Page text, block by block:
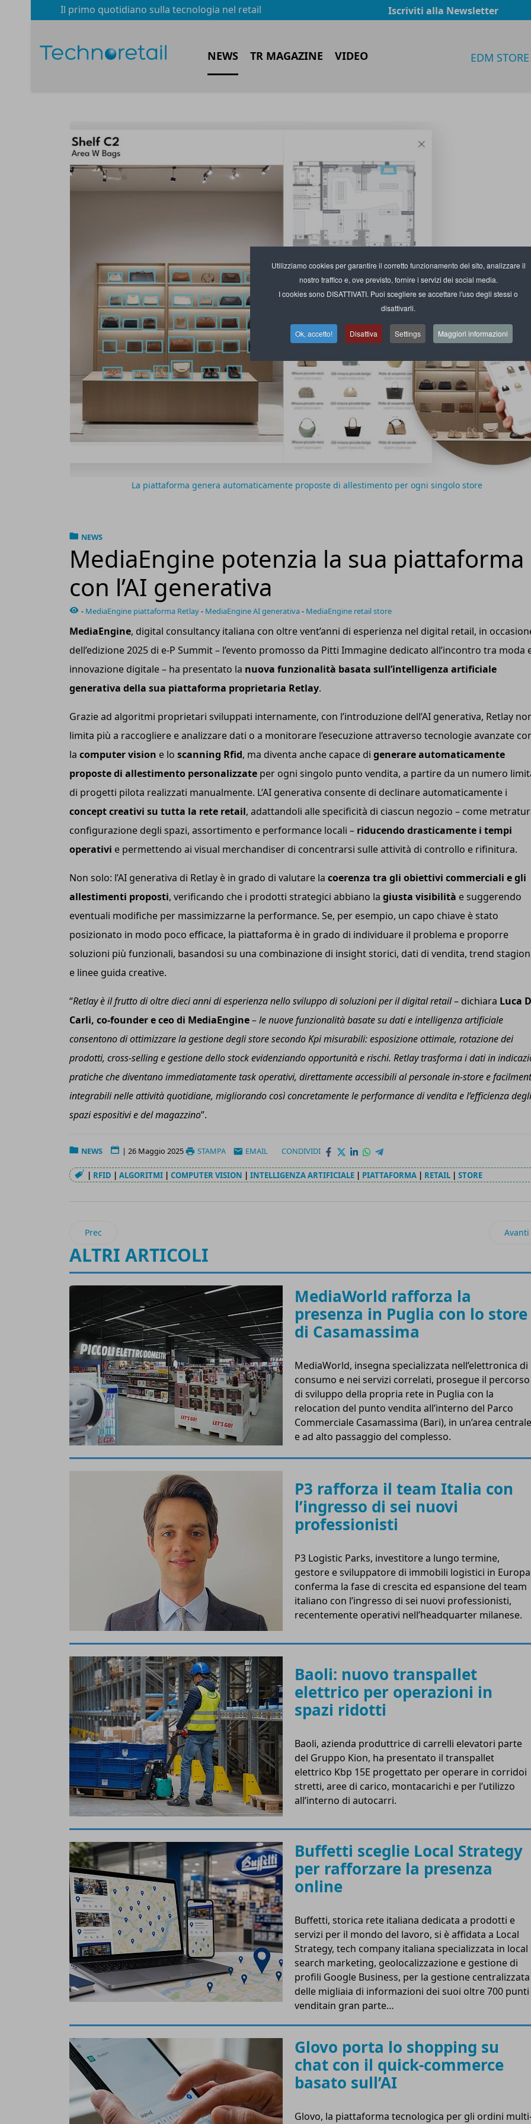
Utilizziamo cookies per garantire il corretto funzionamento del sito, analizzare il
nostro traffico e, ove previsto, fornire i servizi dei social media.
I cookies sono DISATTIVATI. Puoi scegliere se accettare l'uso degli stessi o
disattivarli.
Ok, accetto! Disattiva Settings Maggiori informazioni
Il primo quotidiano sulla tecnologia nel retail Iscriviti alla Newsletter
NEWS TR MAGAZINE VIDEO EDM STORE
La piattaforma genera automaticamente proposte di allestimento per ogni singolo store
NEWS
MediaEngine potenzia la sua piattaforma
con l’AI generativa
- MediaEngine piattaforma Retlay- MediaEngine AI generativa- MediaEngine retail store
MediaEngine, digital consultancy italiana con oltre vent’anni di esperienza nel digital retail, in
dell’edizione 2025 di e-P Summit – l’evento promosso da Pitti Immagine dedicato all’incontro tra moda
innovazione digitale – ha presentato la nuova funzionalità basata sull’intelligenza artificiale
generativa della sua piattaforma proprietaria Retlay.
Grazie ad algoritmi proprietari sviluppati internamente, con l’introduzione dell’AI generativa, Retlay
limita più a raccogliere e analizzare dati o a monitorare l’esecuzione attraverso tecnologie avanzate
la computer vision e lo scanning Rfid, ma diventa anche capace di generare automaticamente
proposte di allestimento personalizzate per ogni singolo punto vendita, a partire da un numero
di progetti pilota realizzati manualmente. L’AI generativa consente di declinare automaticamente i
concept creativi su tutta la rete retail, adattandoli alle specificità di ciascun negozio – come
configurazione degli spazi, assortimento e performance locali – riducendo drasticamente i tempi
operativi e permettendo ai visual merchandiser di concentrarsi sulle attività di controllo e rifinitura.
Non solo: l’AI generativa di Retlay è in grado di valutare la coerenza tra gli obiettivi commerciali e gli
allestimenti proposti, verificando che i prodotti strategici abbiano la giusta visibilità e suggerendo
eventuali modifiche per massimizzarne la performance. Se, per esempio, un capo chiave è stato
posizionato in modo poco efficace, la piattaforma è in grado di individuare il problema e proporre
soluzioni più funzionali, basandosi su una combinazione di insight storici, dati di vendita, trend
e linee guida creative.
“Retlayè il frutto di oltre dieci anni di esperienza nello sviluppo di soluzioni per il digital retail– dichiara Luca
Carli, co-founder eceo di MediaEngine–le nuove funzionalità basate su dati e intelligenza artificiale
consentono di ottimizzare la gestione degli store secondo Kpimisurabili: esposizione ottimale, rotazione dei
prodotti, cross-selling e gestione dello stock evidenziando opportunità e rischi. Retlaytrasforma i dati in
pratiche che diventano immediatamente task operativi, direttamente accessibili al personale in-store e
integrabili nelle attività quotidiane, migliorando così concretamente le performance di vendita e l’efficienza degli
spazi espositivi e del magazzino”.
NEWS | 26 Maggio 2025 STAMPA EMAIL CONDIVIDI
| RFID | ALGORITMI | COMPUTER VISION | INTELLIGENZA ARTIFICIALE | PIATTAFORMA | RETAIL | STORE
Articolo precedente: Sony presenta lo Spatial Reality Display di nuova generazione
Prec Avanti
ALTRI ARTICOLI
MediaWorld rafforza la
presenza in Puglia con lo store
di Casamassima
MediaWorld, insegna specializzata nell’elettronica di
consumo e nei servizi correlati, prosegue il percorso
di sviluppo della propria rete in Puglia con la
relocation del punto vendita all’interno del Parco
Commerciale Casamassima (Bari), in un’area centrale
e ad alto passaggio del complesso.
P3 rafforza il team Italia con
l’ingresso di sei nuovi
professionisti
P3 Logistic Parks, investitore a lungo termine,
gestore e sviluppatore di immobili logistici in
conferma la fase di crescita ed espansione del team
italiano con l’ingresso di sei nuovi professionisti,
recentemente operativi nell’headquarter milanese.
Baoli: nuovo transpallet
elettrico per operazioni in
spazi ridotti
Baoli, azienda produttrice di carrelli elevatori parte
del Gruppo Kion, ha presentato il transpallet
elettrico Kbp 15E progettato per operare in corridoi
stretti, aree di carico, montacarichi e per l’utilizzo
all’interno di autocarri.
Buffetti sceglie Local Strategy
per rafforzare la presenza
online
Buffetti, storica rete italiana dedicata a prodotti e
servizi per il mondo del lavoro, si è affidata a Local
Strategy, tech company italiana specializzata in local
search marketing, geolocalizzazione e gestione di
profili Google Business, per la gestione centralizzata
delle migliaia di informazioni dei suoi oltre 700 punti
venditain gran parte…
Glovo porta lo shopping su
chat con il quick-commerce
basato sull’AI
Glovo, la piattaforma tecnologica per gli ordini